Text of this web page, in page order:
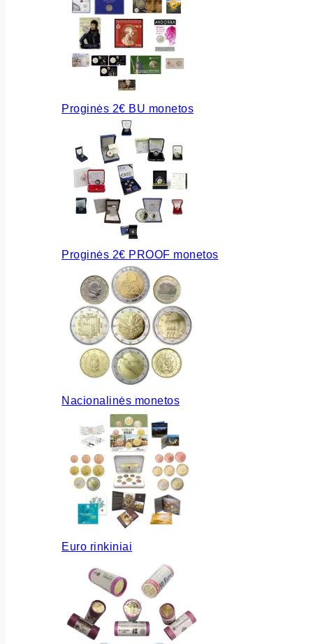
Proginės 2€ BU monetos
Proginės 2€ PROOF monetos
Nacionalinės monetos
Euro rinkiniai